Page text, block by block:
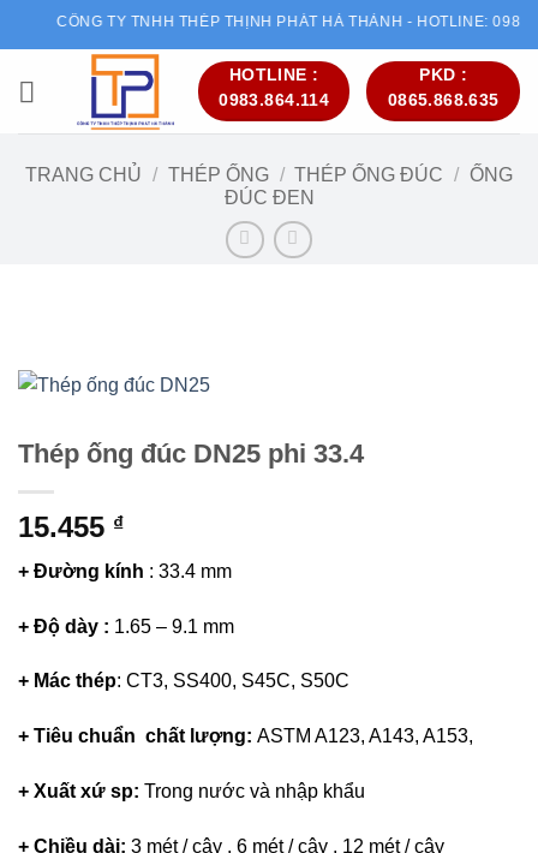
dung
CÔNG TY TNHH THÉP THỊNH PHÁT HÀ THÀNH - HOTLINE:
HOTLINE :
0983.864.114
PKD :
0865.868.635
TRANG CHỦ / THÉP ỐNG / THÉP ỐNG ĐÚC / ỐNG
ĐÚC ĐEN
Thép ống đúc DN25 phi 33.4
15.455 ₫
+ Đường kính : 33.4 mm
+ Độ dày : 1.65 – 9.1 mm
+ Mác thép: CT3, SS400, S45C, S50C
+ Tiêu chuẩn chất lượng: ASTM A123, A143, A153,
+ Xuất xứ sp: Trong nước và nhập khẩu
+ Chiều dài: 3 mét / cây , 6 mét / cây , 12 mét / cây